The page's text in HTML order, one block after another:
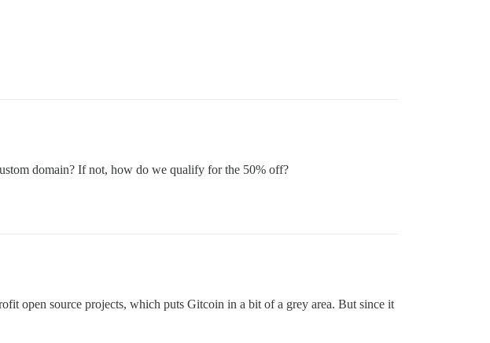
domain? If not, how do we qualify for the 50% off?
open source projects, which puts Gitcoin in a bit of a grey area. But since it